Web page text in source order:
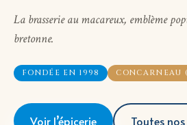
La brasserie au macareux, emblème
bretonne.
FONDÉE EN 1998 CONCARNEAU
Voir l’épicerie Toutes